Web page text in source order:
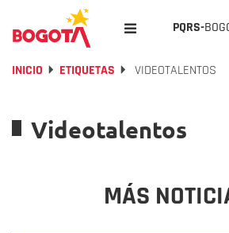
PQRS-
INICIO ETIQUETAS VIDEOTALENTOS
Videotalentos
MÁS